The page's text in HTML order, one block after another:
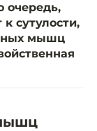
очередь,
сутулости,
мышц